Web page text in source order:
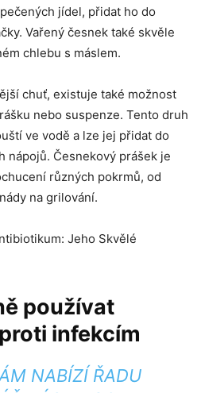
jídel, přidat ho do
Vařený ‍česnek také​ skvěle⁤
chlebu s ​máslem.
chuť, existuje také možnost
nebo suspenze. Tento⁢ druh
ve vodě​ a ⁤lze jej přidat ⁤do
nápojů. Česnekový prášek je⁣
různých pokrmů, od
na ​grilování.
používat
⁢infekcím
NABÍZÍ ⁤ŘADU